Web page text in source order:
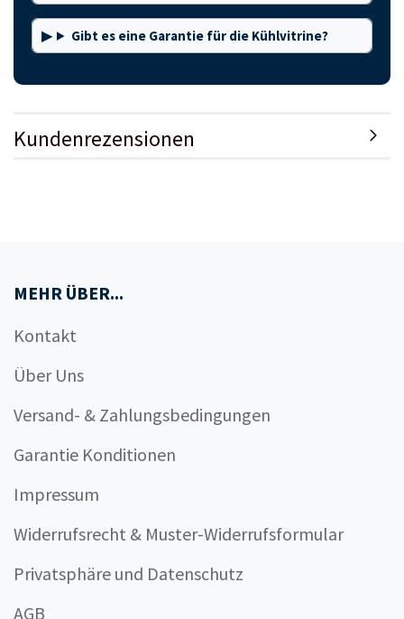
Gibt es eine Garantie für die Kühlvitrine?
Kundenrezensionen
MEHR ÜBER...
Kontakt
Über Uns
Versand- & Zahlungsbedingungen
Garantie Konditionen
Impressum
Widerrufsrecht & Muster-Widerrufsformular
Privatsphäre und Datenschutz
AGB